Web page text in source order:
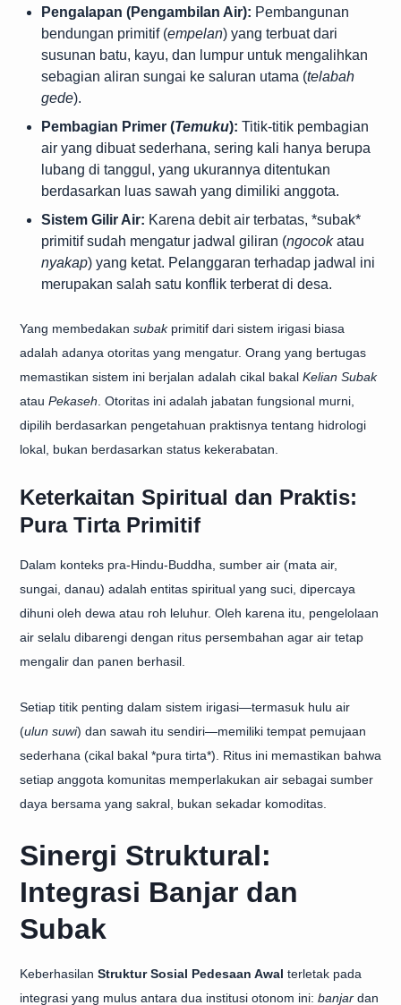
Pengalapan (Pengambilan Air): Pembangunan
bendungan primitif (empelan) yang terbuat dari
susunan batu, kayu, dan lumpur untuk mengalihkan
sebagian aliran sungai ke saluran utama (telabah
gede).
Pembagian Primer (Temuku): Titik-titik pembagian
air yang dibuat sederhana, sering kali hanya berupa
lubang di tanggul, yang ukurannya ditentukan
berdasarkan luas sawah yang dimiliki anggota.
Sistem Gilir Air: Karena debit air terbatas, *subak*
primitif sudah mengatur jadwal giliran (ngocokatau
nyakap) yang ketat. Pelanggaran terhadap jadwal ini
merupakan salah satu konflik terberat di desa.
Yang membedakan subakprimitif dari sistem irigasi biasa
adalah adanya otoritas yang mengatur. Orang yang bertugas
memastikan sistem ini berjalan adalah cikal bakal Kelian Subak
atau Pekaseh . Otoritas ini adalah jabatan fungsional murni,
dipilih berdasarkan pengetahuan praktisnya tentang hidrologi
lokal, bukan berdasarkan status kekerabatan.
Keterkaitan Spiritual dan Praktis:
Pura Tirta Primitif
Dalam konteks pra-Hindu-Buddha, sumber air (mata air,
sungai, danau) adalah entitas spiritual yang suci, dipercaya
dihuni oleh dewa atau roh leluhur. Oleh karena itu, pengelolaan
air selalu dibarengi dengan ritus persembahan agar air tetap
mengalir dan panen berhasil.
Setiap titik penting dalam sistem irigasi—termasuk hulu air
(ulun suwi) dan sawah itu sendiri—memiliki tempat pemujaan
sederhana (cikal bakal *pura tirta*). Ritus ini memastikan bahwa
setiap anggota komunitas memperlakukan air sebagai sumber
daya bersama yang sakral, bukan sekadar komoditas.
Sinergi Struktural:
Integrasi Banjar dan
Subak
Keberhasilan Struktur Sosial Pedesaan Awal terletak pada
integrasi yang mulus antara dua institusi otonom ini: banjar dan